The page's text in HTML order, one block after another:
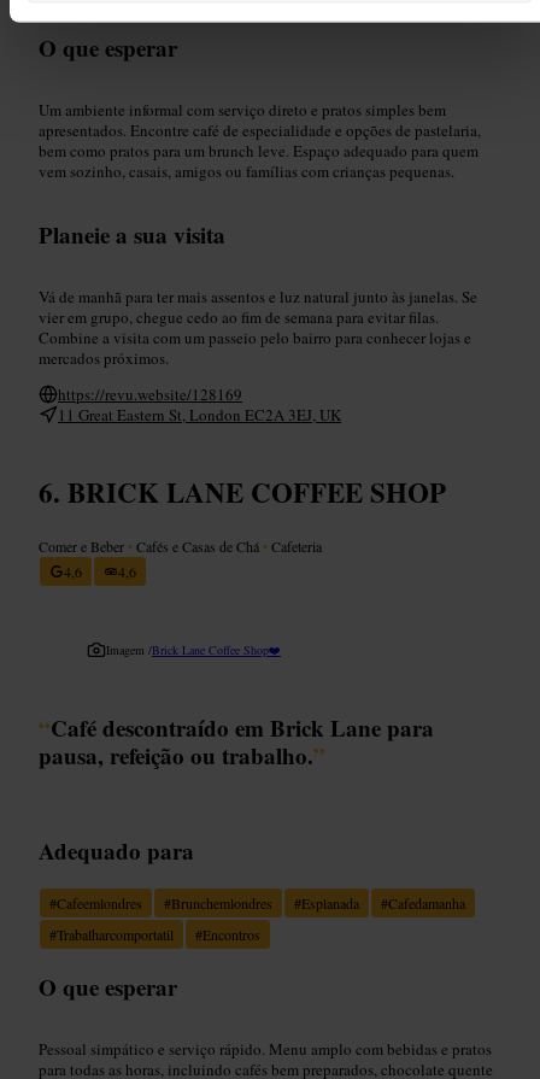
O que esperar
Um ambiente informal com serviço direto e pratos simples bem
apresentados. Encontre café de especialidade e opções de pastelaria,
bem como pratos para um brunch leve. Espaço adequado para quem
vem sozinho, casais, amigos ou famílias com crianças pequenas.
Planeie a sua visita
Vá de manhã para ter mais assentos e luz natural junto às janelas. Se
vier em grupo, chegue cedo ao fim de semana para evitar filas.
Combine a visita com um passeio pelo bairro para conhecer lojas e
mercados próximos.
https://revu.website/128169
11 Great Eastern St, London EC2A 3EJ, UK
BRICK LANE COFFEE SHOP
Comer e Beber •Cafés e Casas de Chá •Cafeteria
4,6
4,6
Imagem /Brick Lane Coffee Shop❤️
“Café descontraído em Brick Lane para
pausa, refeição ou trabalho.”
Adequado para
#Cafeemlondres #Brunchemlondres #Esplanada #Cafedamanha
#Trabalharcomportatil #Encontros
O que esperar
Pessoal simpático e serviço rápido. Menu amplo com bebidas e pratos
para todas as horas, incluindo cafés bem preparados, chocolate quente